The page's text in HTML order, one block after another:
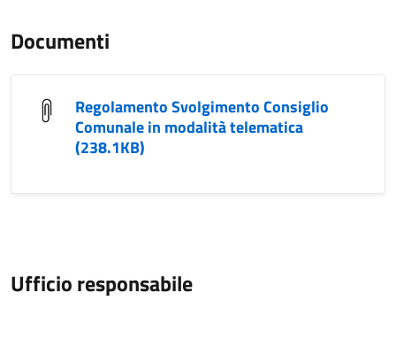
Documenti
Regolamento Svolgimento Consiglio
Comunale in modalità telematica
(238.1KB)
Ufficio responsabile